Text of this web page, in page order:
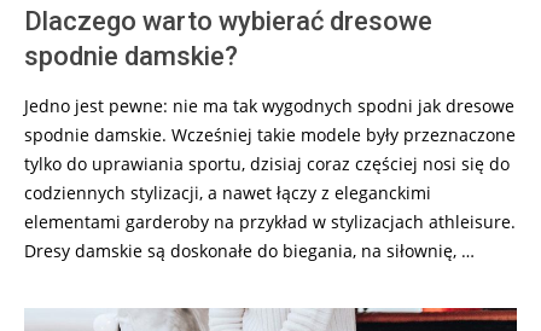
Dlaczego warto wybierać dresowe
spodnie damskie?
Jedno jest pewne: nie ma tak wygodnych spodni jak dresowe
spodnie damskie. Wcześniej takie modele były przeznaczone
tylko do uprawiania sportu, dzisiaj coraz częściej nosi się do
codziennych stylizacji, a nawet łączy z eleganckimi
elementami garderoby na przykład w stylizacjach athleisure.
Dresy damskie są doskonałe do biegania, na siłownię, …